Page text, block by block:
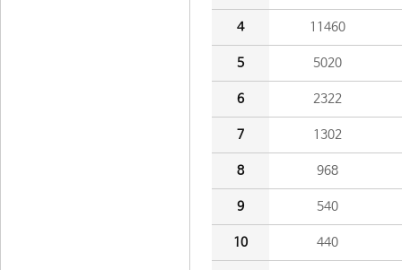
4 11460
5 5020
6 2322
7 1302
8 968
9 540
10 440